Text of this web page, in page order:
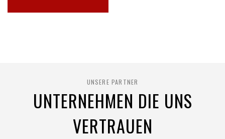
UNSERE PARTNER
UNTERNEHMEN DIE UNS
VERTRAUEN